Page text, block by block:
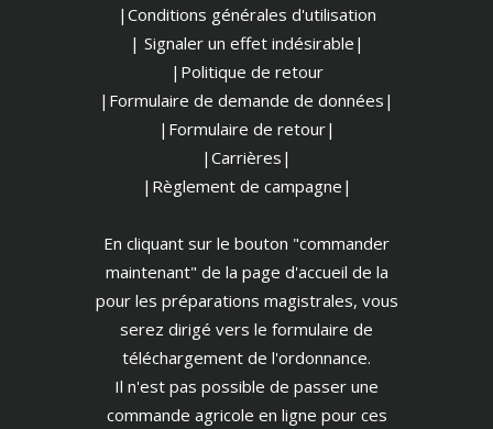
|Conditions générales d'utilisation
| Signaler un effet indésirable|
|Politique de retour
|Formulaire de demande de données|
|Formulaire de retour|
|Carrières|
|Règlement de campagne|
En cliquant sur le bouton "commander
maintenant" de la page d'accueil de la
pour les préparations magistrales, vous
serez dirigé vers le formulaire de
téléchargement de l'ordonnance.
Il n'est pas possible de passer une
commande agricole en ligne pour ces